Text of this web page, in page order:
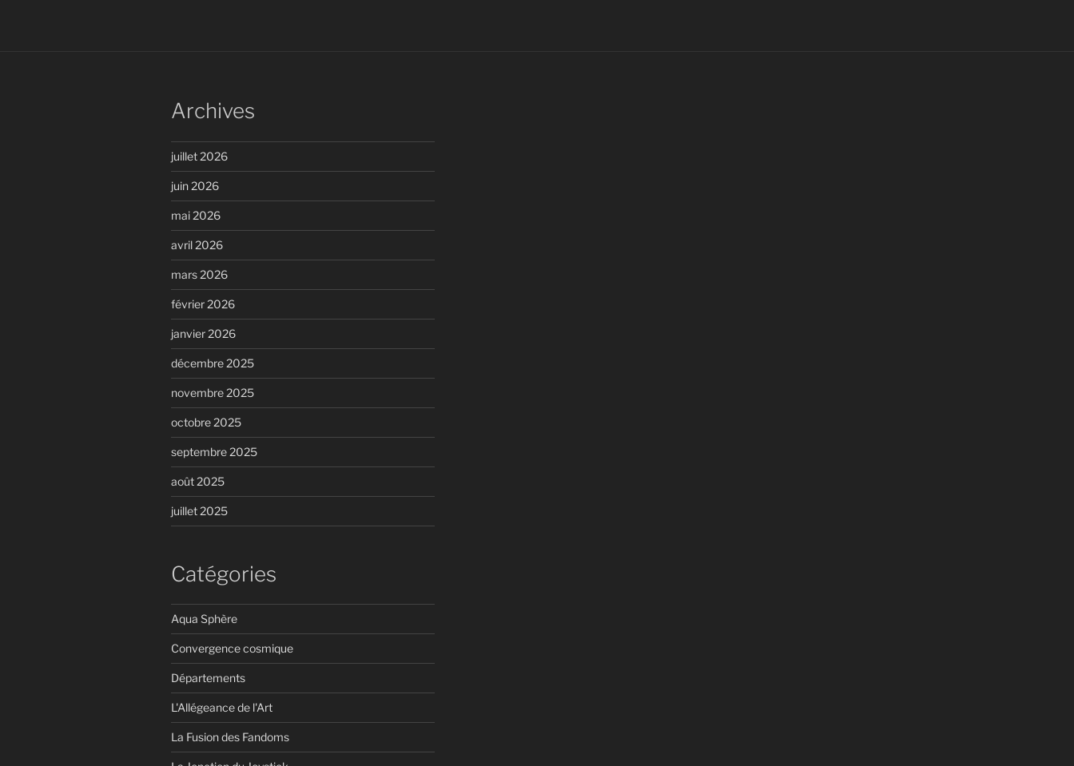
Archives
juillet 2026
juin 2026
mai 2026
avril 2026
mars 2026
février 2026
janvier 2026
décembre 2025
novembre 2025
octobre 2025
septembre 2025
août 2025
juillet 2025
Catégories
Aqua Sphère
Convergence cosmique
Départements
L'Allégeance de l'Art
La Fusion des Fandoms